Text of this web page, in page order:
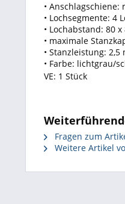
•
• Lochsegmente: 4
• Lochabstand: 80
• maximale
• Stanzleistung: 2,5
• Farbe: lichtgrau/
VE: 1 Stück
Fragen zum
Weitere Artikel